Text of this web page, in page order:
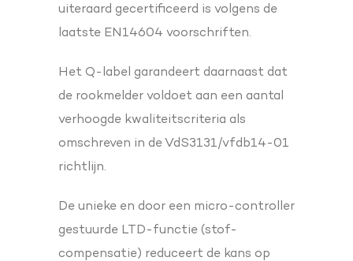
uiteraard gecertificeerd is volgens de
laatste EN14604 voorschriften.
Het Q-label garandeert daarnaast dat
de rookmelder voldoet aan een aantal
verhoogde kwaliteitscriteria als
omschreven in de VdS3131/vfdb14-01
richtlijn.
De unieke en door een micro-controller
gestuurde LTD-functie (stof-
compensatie) reduceert de kans op